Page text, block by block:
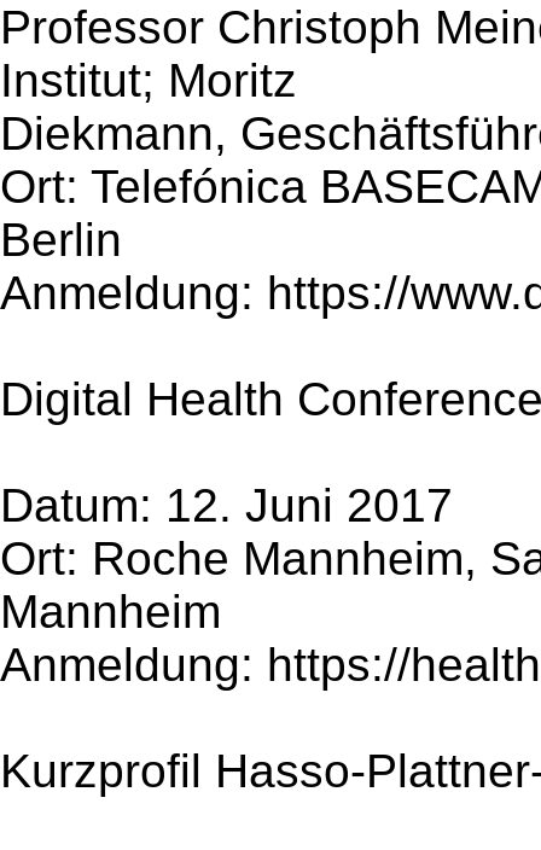
Professor Christoph
Institut; Moritz
Diekmann,
Ort: Telefónica
Berlin
Anmeldung: https://
Digital Health
Datum: 12. Juni 2017
Ort: Roche Mannheim,
Mannheim
Anmeldung: https://
Kurzprofil Hasso-